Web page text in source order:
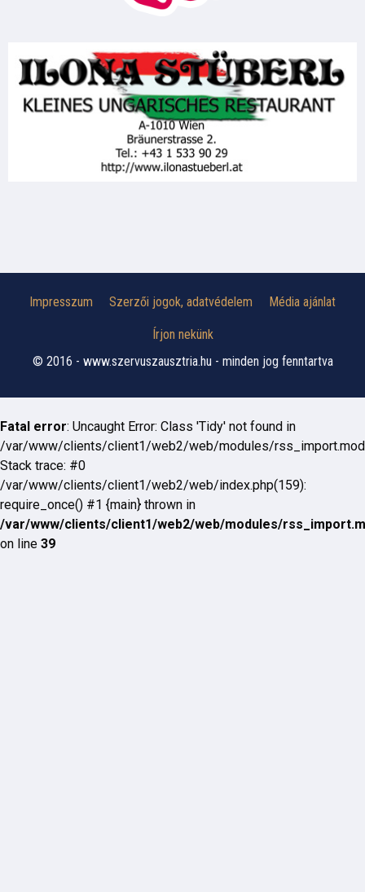
Impresszum Szerzői jogok, adatvédelem Média ajánlat
Írjon nekünk
© 2016 - www.szervuszausztria.hu - minden jog fenntartva
Fatal error: Uncaught Error: Class 'Tidy' not found in
/var/www/clients/client1/web2/web/modules/
Stack trace: #0
/var/www/clients/client1/web2/web/index.php(159):
require_once() #1 {main} thrown in
/var/www/clients/client1/web2/web/modules/
on line 39